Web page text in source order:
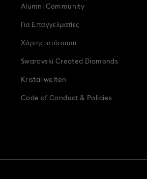
Alumni Community
Για Επαγγελματίες
Χάρτης ιστότοπου
Swarovski Created Diamonds
Kristallwelten
Code of Conduct & Policies